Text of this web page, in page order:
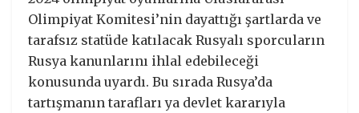
Olimpiyat Komitesi’nin dayattığı şartlarda ve
tarafsız statüde katılacak Rusyalı sporcuların
Rusya kanunlarını ihlal edebileceği
konusunda uyardı. Bu sırada Rusya’da
tartışmanın tarafları ya devlet kararıyla